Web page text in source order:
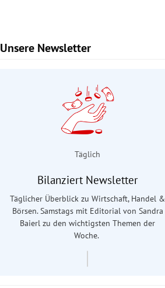
Unsere Newsletter
Slide 1 von 9
Täglich
Bilanziert Newsletter
Täglicher Überblick zu Wirtschaft, Handel &
Börsen. Samstags mit Editorial von Sandra
Baierl zu den wichtigsten Themen der
Woche.